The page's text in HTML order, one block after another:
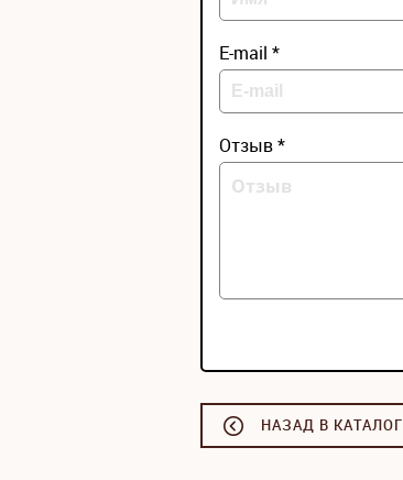
E-mail *
Отзыв *
НАЗАД В КАТАЛОГ